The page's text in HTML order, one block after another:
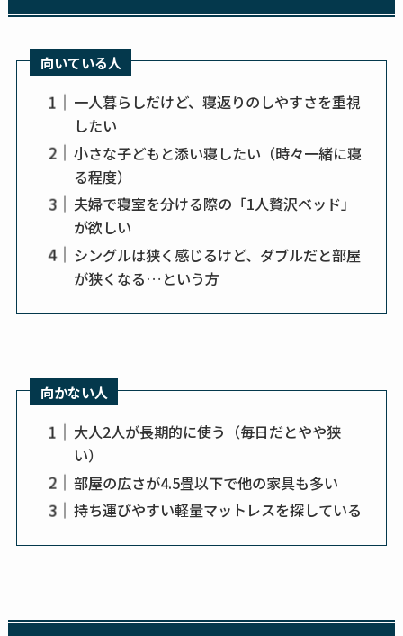
向いている人
一人暮らしだけど、寝返りのしやすさを重視
したい
小さな子どもと添い寝したい（時々一緒に寝
る程度）
夫婦で寝室を分ける際の「1人贅沢ベッド」
が欲しい
シングルは狭く感じるけど、ダブルだと部屋
が狭くなる…という方
向かない人
大人2人が長期的に使う（毎日だとやや狭
い）
部屋の広さが4.5畳以下で他の家具も多い
持ち運びやすい軽量マットレスを探している